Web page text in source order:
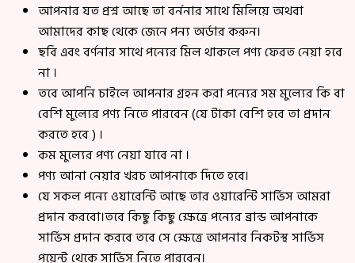
আপনার যত প্রশ্ন আছে তা বর্ননার সাথে মিলিয়ে অথবা
আমাদের কাছ থেকে জেনে পন্য অর্ডার করুন।
ছবি এবং বর্ণনার সাথে পন্যের মিল থাকলে পণ্য ফেরত নেয়া হবে
না ।
তবে আপনি চাইলে আপনার গ্রহন করা পন্যের সম মুল্যের কি বা
বেশি মুল্যের পণ্য নিতে পারবেন (যে টাকা বেশি হবে তা প্রদান
করতে হবে ) ।
কম মুল্যের পণ্য নেয়া যাবে না ।
পণ্য আনা নেয়ার খরচ আপনাকে দিতে হবে।
যে সকল পন্যে ওয়ারেন্টি আছে তার ওয়ারেন্টি সার্ভিস আমরা
প্রদান করবো।তবে কিছু কিছু ক্ষেত্রে পন্যের ব্রান্ড আপনাকে
সার্ভিস প্রদান করবে তবে সে ক্ষেত্রে আপনার নিকটস্থ সার্ভিস
পয়েন্ট থেকে সার্ভিস নিতে পারবেন।